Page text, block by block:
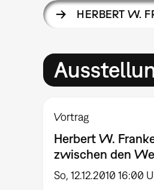
HERBERT W.
Vortrag
Herbert W.
zwischen den
So, 12.12.2010 16:00